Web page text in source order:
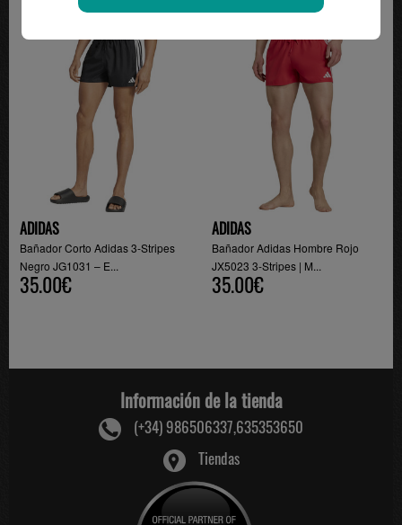
ADIDAS
Bañador Corto Adidas 3-Stripes
Negro JG1031 – E...
35.00€
ADIDAS
Bañador Adidas Hombre Rojo
JX5023 3-Stripes | M...
35.00€
Información de la tienda
(+34) 986506337,635353650
Tiendas